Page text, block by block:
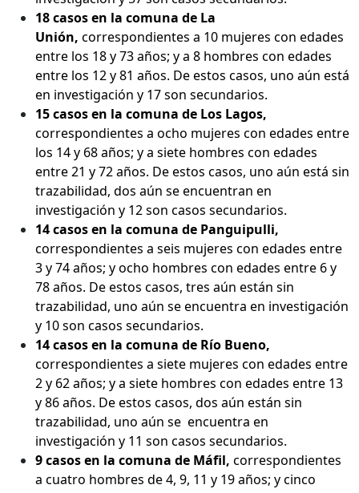
18 casos en la comuna de La
Unión, correspondientes a 10 mujeres con edades
entre los 18 y 73 años; y a 8 hombres con edades
entre los 12 y 81 años. De estos casos, uno aún está
en investigación y 17 son secundarios.
15 casos en la comuna de Los Lagos,
correspondientes a ocho mujeres con edades entre
los 14 y 68 años; y a siete hombres con edades
entre 21 y 72 años. De estos casos, uno aún está sin
trazabilidad, dos aún se encuentran en
investigación y 12 son casos secundarios.
14 casos en la comuna de Panguipulli,
correspondientes a seis mujeres con edades entre
3 y 74 años; y ocho hombres con edades entre 6 y
78 años. De estos casos, tres aún están sin
trazabilidad, uno aún se encuentra en investigación
y 10 son casos secundarios.
14 casos en la comuna de Río Bueno,
correspondientes a siete mujeres con edades entre
2 y 62 años; y a siete hombres con edades entre 13
y 86 años. De estos casos, dos aún están sin
trazabilidad, uno aún se encuentra en
investigación y 11 son casos secundarios.
9 casos en la comuna de Máfil, correspondientes
a cuatro hombres de 4, 9, 11 y 19 años; y cinco